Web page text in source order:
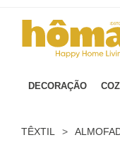
DECORAÇÃO
TÊXTIL >